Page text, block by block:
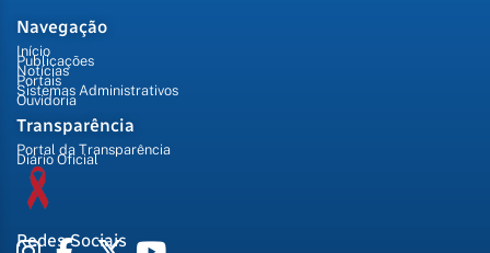
Navegação
Início
Publicações
Notícias
Portais
Sistemas Administrativos
Ouvidoria
Transparência
Portal da Transparência
Diário Oficial
Redes Sociais